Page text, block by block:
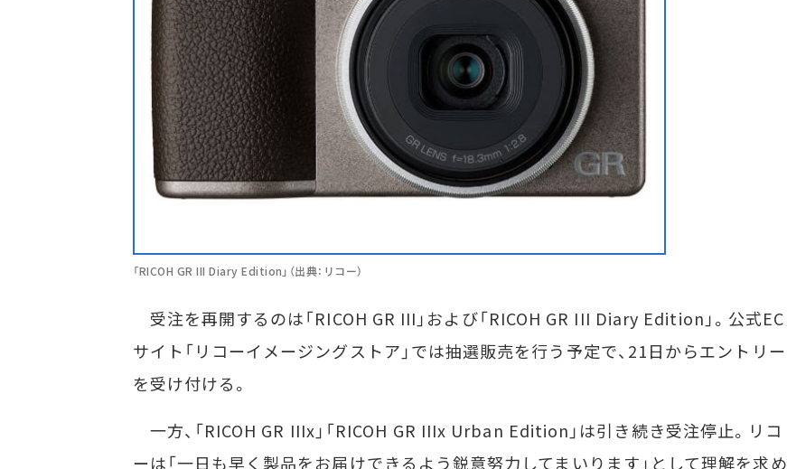
「RICOH GR III Diary Edition」（出典：リコー）
受注を再開するのは「RICOH GR III」および「RICOH GR III Diary Edition」。公式EC
サイト「リコーイメージングストア」では抽選販売を行う予定で、21日からエントリー
を受け付ける。
一方、「RICOH GR IIIx」「RICOH GR IIIx Urban Edition」は引き続き受注停止。リコ
ーは「一日も早く製品をお届けできるよう鋭意努力してまいります」として理解を求め